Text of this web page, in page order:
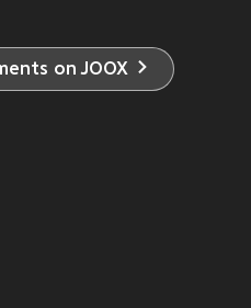
on JOOX